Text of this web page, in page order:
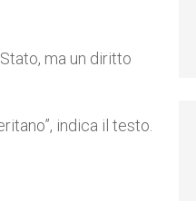
ma un diritto
indica il testo.